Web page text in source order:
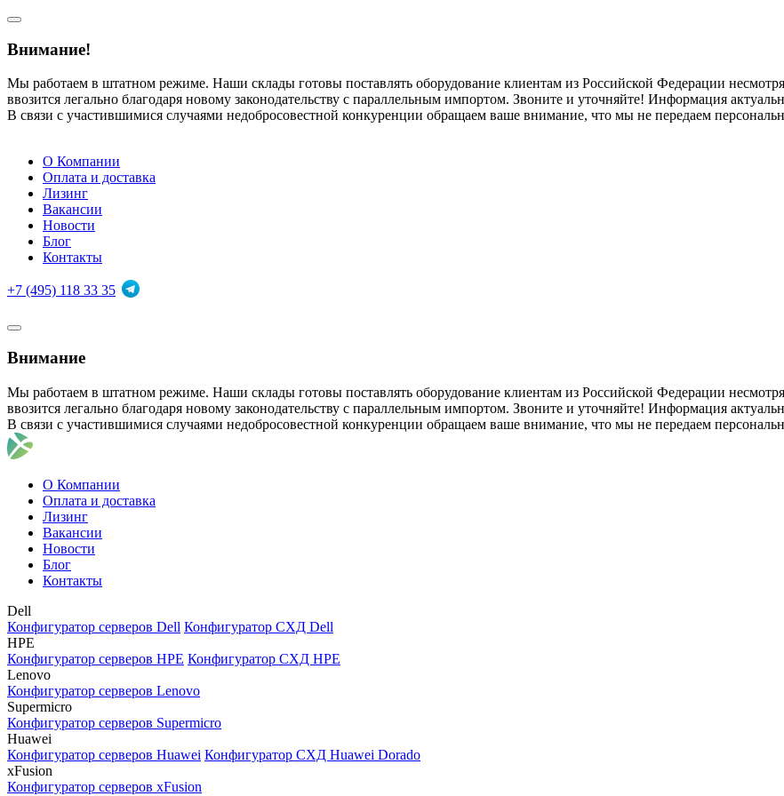
Внимание!
Мы работаем в штатном режиме. Наши склады готовы поставлять оборудование клиентам из Российской Федерации
ввозится легально благодаря новому законодательству с параллельным импортом. Звоните и уточняйте! Информация
В связи с участившимися случаями недобросовестной конкуренции обращаем ваше внимание, что мы не передаем
О Компании
Оплата и доставка
Лизинг
Вакансии
Новости
Блог
Контакты
+7 (495) 118 33 35
Внимание
Мы работаем в штатном режиме. Наши склады готовы поставлять оборудование клиентам из Российской Федерации
ввозится легально благодаря новому законодательству с параллельным импортом. Звоните и уточняйте! Информация
В связи с участившимися случаями недобросовестной конкуренции обращаем ваше внимание, что мы не передаем
О Компании
Оплата и доставка
Лизинг
Вакансии
Новости
Блог
Контакты
Dell
Конфигуратор серверов Dell Конфигуратор СХД Dell
HPE
Конфигуратор серверов HPE Конфигуратор СХД HPE
Lenovo
Конфигуратор серверов Lenovo
Supermicro
Конфигуратор серверов Supermicro
Huawei
Конфигуратор серверов Huawei Конфигуратор СХД Huawei Dorado
xFusion
Конфигуратор серверов xFusion